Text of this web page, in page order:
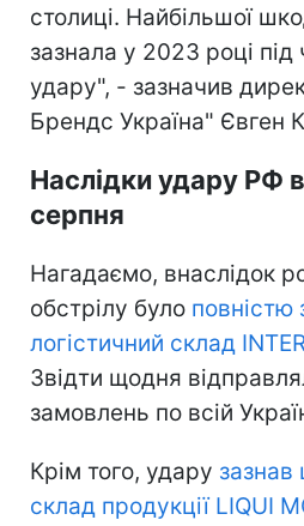
столиці. Найбільшої
зазнала у 2023 році
удару", - зазначив
Брендс Україна" Євген
Наслідки удару РФ в
серпня
Нагадаємо, внаслідок
обстрілу було повністю
логістичний склад
Звідти щодня
замовлень по всій
Крім того, удару зазнав
склад продукції LIQUI